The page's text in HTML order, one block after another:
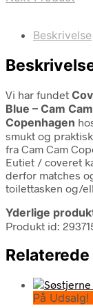
Beskrivelse
Vi har fundet
Blue – Cam
Copenhagen
smukt og
fra Cam Cam
Eutiet / coveret
derfor matches
toilettasken og/
Yderlige
Produkt id:
På Udsalg!